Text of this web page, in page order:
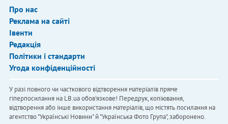
Про нас
Реклама на сайті
Івенти
Редакція
Політики і стандарти
Угода конфіденційності
У разі повного чи часткового відтворення матеріалів пряме
гіперпосилання на LB.ua обов'язкове! Передрук, копіювання,
відтворення або інше використання матеріалів, що містять посилання на
агентство "Українськi Новини" й "Українська Фото Група", заборонено.